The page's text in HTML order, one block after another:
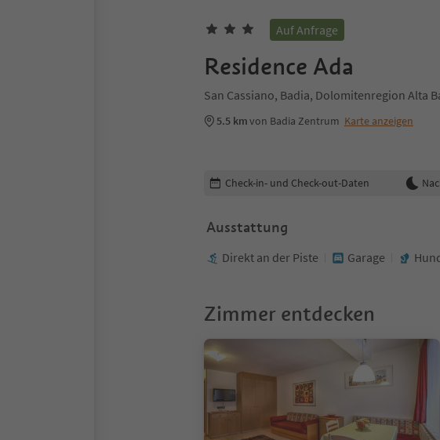
Auf Anfrage
Residence Ada
San Cassiano, Badia, Dolomitenregion Alta
5.5 kmvon Badia Zentrum Karte anzeigen
Buchungsdetails bearbeiten
Check-in- und Check-out-Daten
Ausstattung
Direkt an der Piste Garage
Zimmer entdecken